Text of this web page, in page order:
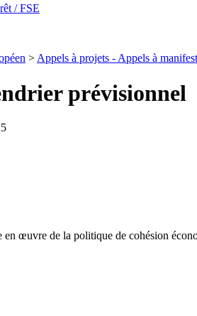
/ FSE
>Appels à projets - Appels à
prévisionnel
œuvre de la politique de cohésion